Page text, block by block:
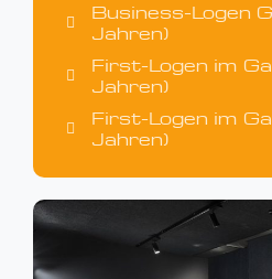
Business-Logen
Jahren)
First-Logen im
Jahren)
First-Logen im
Jahren)